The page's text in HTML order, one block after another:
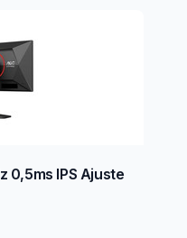
0,5ms IPS Ajuste